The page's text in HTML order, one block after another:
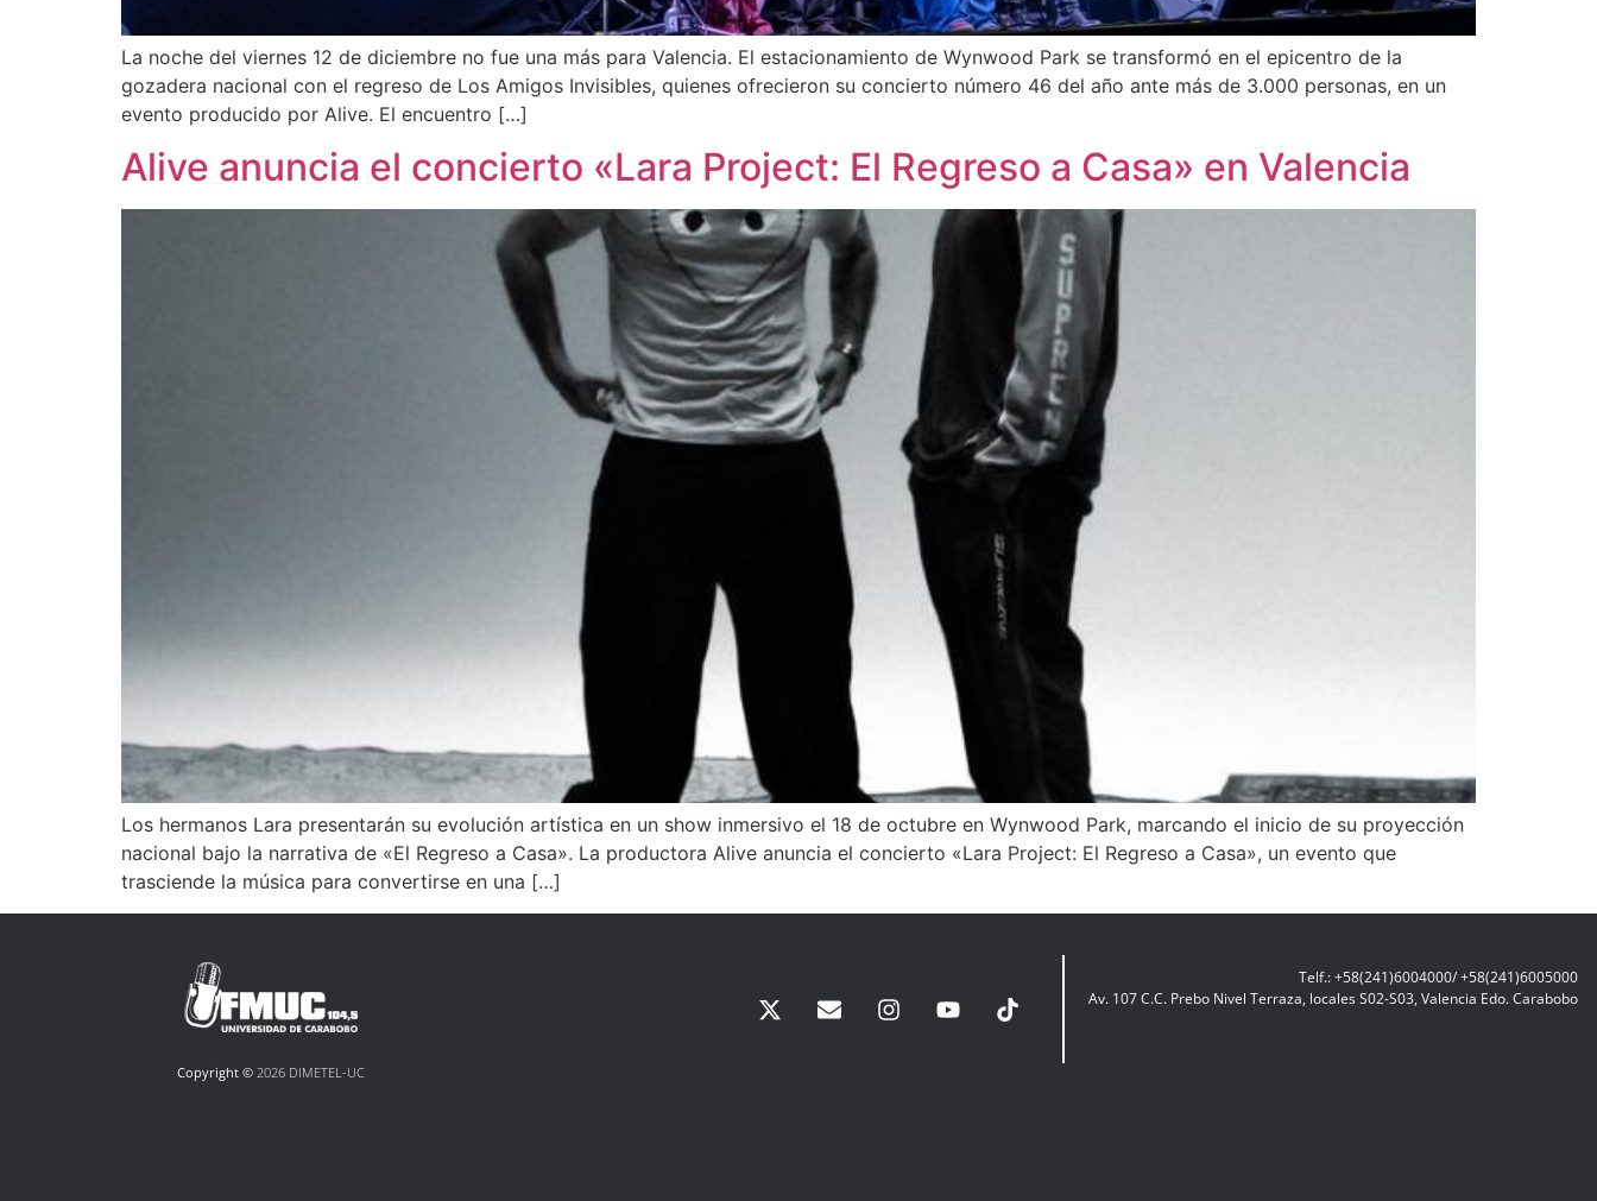
La noche del viernes 12 de diciembre no fue una más para Valencia. El estacionamiento de Wynwood Park se transformó en el epicentro de la
gozadera nacional con el regreso de Los Amigos Invisibles, quienes ofrecieron su concierto número 46 del año ante más de 3.000 personas, en un
evento producido por Alive.‎‎ El encuentro […]
Alive anuncia el concierto «Lara Project: El Regreso a Casa» en Valencia
Los hermanos Lara presentarán su evolución artística en un show inmersivo el 18 de octubre en Wynwood Park, marcando el inicio de su proyección
nacional bajo la narrativa de «El Regreso a Casa». La productora Alive anuncia el concierto «Lara Project: El Regreso a Casa», un evento que
trasciende la música para convertirse en una […]
Copyright ©2026 DIMETEL-UC
Telf.: +58(241)6004000/ +58(241)6005000
Av. 107 C.C. Prebo Nivel Terraza, locales S02-S03, Valencia Edo. Carabobo